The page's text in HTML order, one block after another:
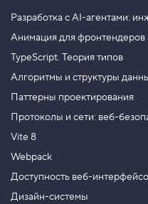
Разработка с AI-агентами:
Анимация для фронтендеров
TypeScript. Теория типов
Алгоритмы и структуры
Паттерны проектирования
Протоколы и сети: веб-
Vite 8
Webpack
Доступность веб-
Дизайн-системы